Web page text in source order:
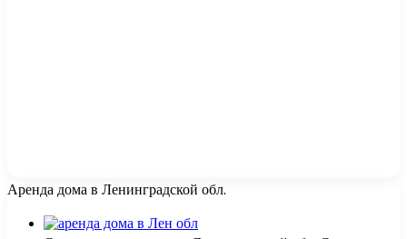
Аренда дома в Ленинградской обл.